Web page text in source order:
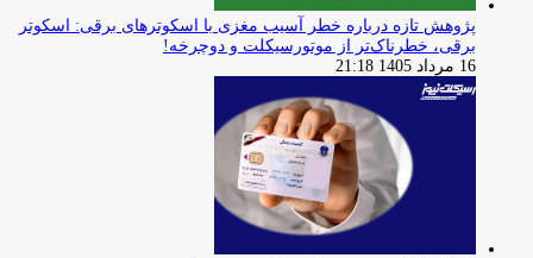
پژوهش تازه درباره خطر آسیب مغزی با اسکوترهای برقی: اسکوتر
برقی، خطرناک‌تر از موتورسیکلت و دوچرخه!
16 مرداد 1405 21:18